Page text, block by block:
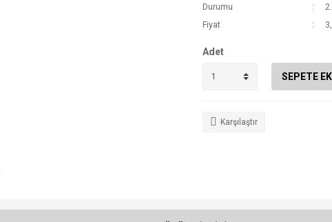
Durumu
Fiyat
Adet
SEPETE
Karşılaştır